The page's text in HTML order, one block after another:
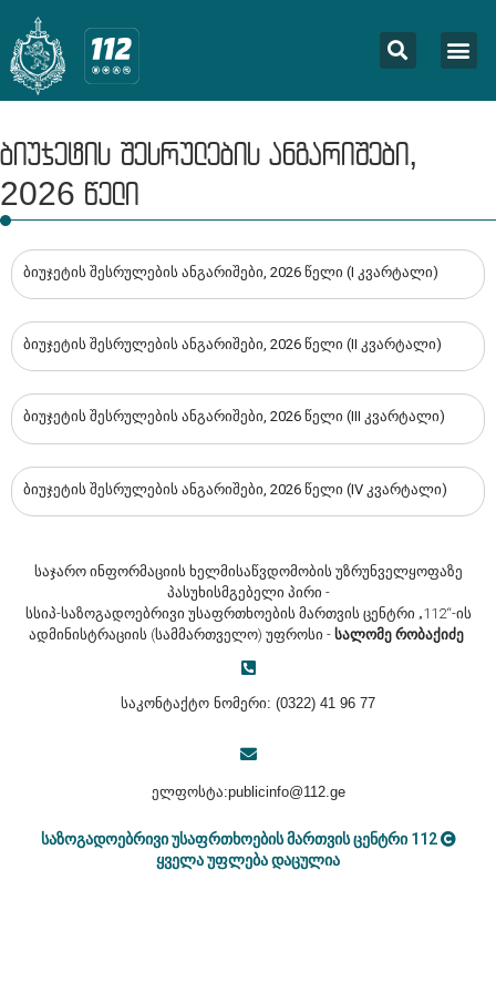
ბიუჯეტის შესრულების ანგარიშები,
2026 წელი
ბიუჯეტის შესრულების ანგარიშები, 2026 წელი (I კვარტალი)
ბიუჯეტის შესრულების ანგარიშები, 2026 წელი (II კვარტალი)
ბიუჯეტის შესრულების ანგარიშები, 2026 წელი (III კვარტალი)
ბიუჯეტის შესრულების ანგარიშები, 2026 წელი (IV კვარტალი)
საჯარო ინფორმაციის ხელმისაწვდომობის უზრუნველყოფაზე
პასუხისმგებელი პირი -
სსიპ-საზოგადოებრივი უსაფრთხოების მართვის ცენტრი „112“-ის
ადმინისტრაციის (სამმართველო) უფროსი - სალომე რობაქიძე
საკონტაქტო ნომერი: (0322) 41 96 77
ელფოსტა:publicinfo@112.ge
საზოგადოებრივი უსაფრთხოების მართვის ცენტრი 112
ყველა უფლება დაცულია